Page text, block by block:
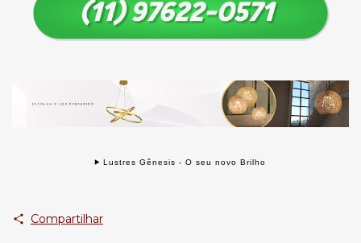
Lustres Gênesis - O seu novo Brilho
Compartilhar